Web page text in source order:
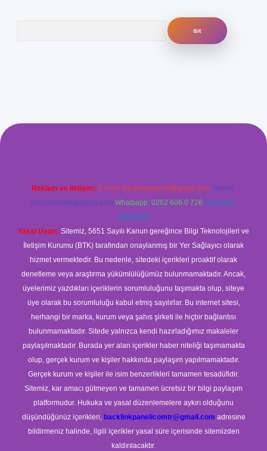
Reklam ve İletişim: E-mail: backlinkpaneli@gmail.com Teams:
forumhizmeti@gmail.com Whatsapp: 0262 606 0 726 Telegram:
@karabul
Yasal Uyarı: Sitemiz, 5651 Sayılı Kanun gereğince Bilgi Teknolojileri ve
İletişim Kurumu (BTK) tarafından onaylanmış bir Yer Sağlayıcı olarak
hizmet vermektedir. Bu nedenle, sitedeki içerikleri proaktif olarak
denetleme veya araştırma yükümlülüğümüz bulunmamaktadır. Ancak,
üyelerimiz yazdıkları içeriklerin sorumluluğunu taşımakta olup, siteye
üye olarak bu sorumluluğu kabul etmiş sayılırlar. Bu internet sitesi,
herhangi bir marka, kurum veya şahıs şirketi ile hiçbir bağlantısı
bulunmamaktadır. Sitede yalnızca kendi hazırladığımız makaleler
paylaşılmaktadır. Burada yer alan içerikler haber niteliği taşımamakta
olup, gerçek kurum ve kişiler hakkında paylaşım yapılmamaktadır.
Gerçek kurum ve kişiler ile isim benzerlikleri tamamen tesadüfidir.
Sitemiz, kar amacı gütmeyen ve tamamen ücretsiz bir bilgi paylaşım
platformudur. Hukuka ve yasal düzenlemelere aykırı olduğunu
düşündüğünüz içerikleri, backlinkpanelicomtr@gmail.com adresine
bildirmeniz halinde, ilgili içerikler yasal süre içerisinde sitemizden
kaldırılacaktır.